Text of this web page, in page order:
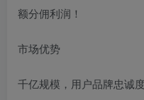
额分佣利润！
市场优势
千亿规模，用户品牌忠诚